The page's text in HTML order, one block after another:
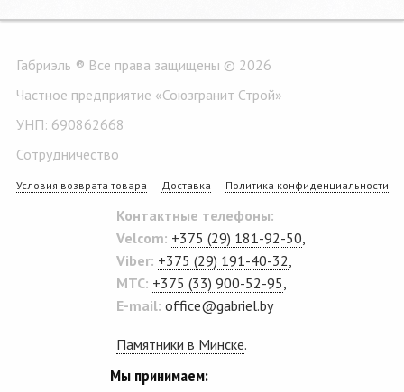
Габриэль ® Все права защищены © 2026
Частное предприятие «Союзгранит Строй»
УНП: 690862668
Сотрудничество
Условия возврата товара Доставка Политика конфиденциальности
Контактные телефоны:
Velcom: +375 (29) 181-92-50
Viber: +375 (29) 191-40-32
MTC: +375 (33) 900-52-95
E-mail: office@gabriel.by
Памятники в Минске.
Мы принимаем: